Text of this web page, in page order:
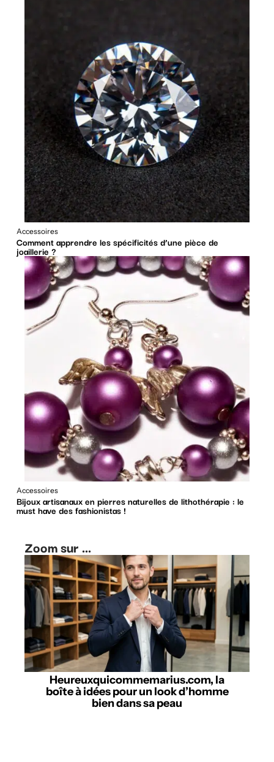
Accessoires
Comment apprendre les spécificités d’une pièce de
joaillerie ?
Accessoires
Bijoux artisanaux en pierres naturelles de lithothérapie : le
must have des fashionistas !
Zoom sur ...
Heureuxquicommemarius.com, la
boîte à idées pour un look d’homme
bien dans sa peau